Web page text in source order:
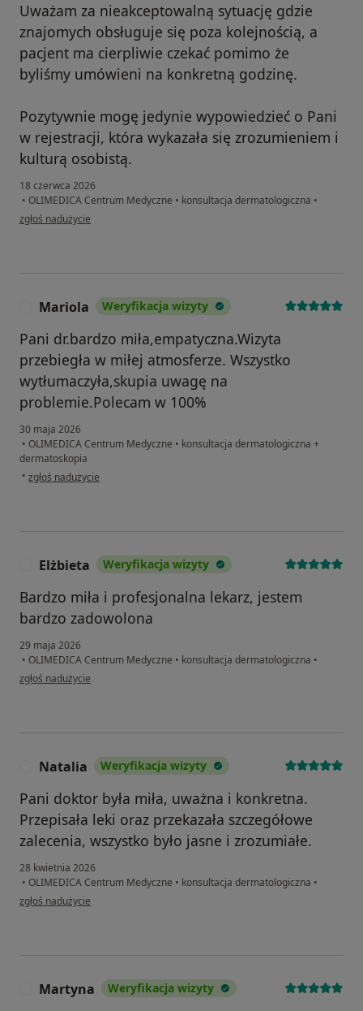
Uważam za nieakceptowalną sytuację gdzie
znajomych obsługuje się poza kolejnością, a
pacjent ma cierpliwie czekać pomimo że
byliśmy umówieni na konkretną godzinę.
Pozytywnie mogę jedynie wypowiedzieć o Pani
w rejestracji, która wykazała się zrozumieniem i
kulturą osobistą.
18 czerwca 2026
• OLIMEDICA Centrum Medyczne • konsultacja dermatologiczna •
w opinii użytkownika Przemek
zgłoś nadużycie
Mariola Weryfikacja wizyty
Pani dr.bardzo miła,empatyczna.Wizyta
przebiegła w miłej atmosferze. Wszystko
wytłumaczyła,skupia uwagę na
problemie.Polecam w 100%
30 maja 2026
• OLIMEDICA Centrum Medyczne • konsultacja dermatologiczna +
dermatoskopia
• w opinii użytkownika Mariola
zgłoś nadużycie
Elżbieta Weryfikacja wizyty
Bardzo miła i profesjonalna lekarz, jestem
bardzo zadowolona
29 maja 2026
• OLIMEDICA Centrum Medyczne • konsultacja dermatologiczna •
w opinii użytkownika Elżbieta
zgłoś nadużycie
Natalia Weryfikacja wizyty
Pani doktor była miła, uważna i konkretna.
Przepisała leki oraz przekazała szczegółowe
zalecenia, wszystko było jasne i zrozumiałe.
28 kwietnia 2026
• OLIMEDICA Centrum Medyczne • konsultacja dermatologiczna •
w opinii użytkownika Natalia
zgłoś nadużycie
Martyna Weryfikacja wizyty